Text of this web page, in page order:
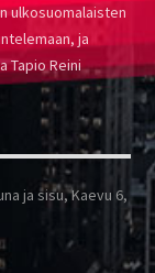
ulkosuomalaisten
ja
Tapio Reini
ja sisu, Kaevu 6,